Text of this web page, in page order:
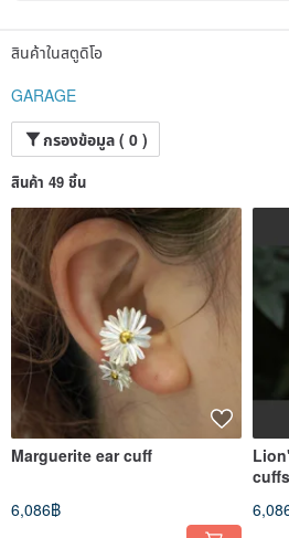
เครื่องประดับที่สวมใส่ได้ทุกวัน
ผลงานของ GARAGE ถือกำเนิดขึ้นจากจุดบรรจบขอ
"กระแสอันยิ่งใหญ่ของวัฒนธรรมเครื่องประดับที่มนุษ
สินค้าในสตูดิโอ
GARAGE
กรองข้อมูล ( 0 )
สินค้า 49 ชิ้น
Marguerite ear cuff
6,086฿
cuffs